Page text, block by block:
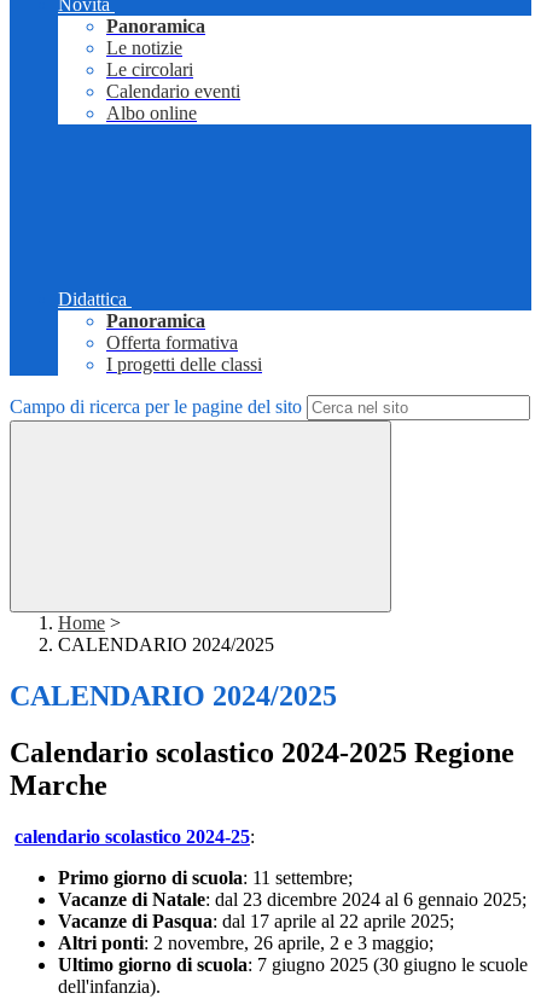
Novità
Panoramica
Le notizie
Le circolari
Calendario eventi
Albo online
Didattica
Panoramica
Offerta formativa
I progetti delle classi
Campo di ricerca per le pagine del sito
Home >
CALENDARIO 2024/2025
CALENDARIO 2024/2025
Calendario scolastico 2024-2025 Regione
Marche
calendario scolastico 2024-25:
Primo giorno di scuola: 11 settembre;
Vacanze di Natale: dal 23 dicembre 2024 al 6 gennaio 2025;
Vacanze di Pasqua: dal 17 aprile al 22 aprile 2025;
Altri ponti: 2 novembre, 26 aprile, 2 e 3 maggio;
Ultimo giorno di scuola: 7 giugno 2025 (30 giugno le scuole
dell'infanzia).